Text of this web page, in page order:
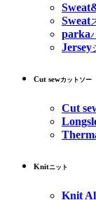
Sweat
parka
Jersey
Cut sewカットソー
Cut
Knitニット
Knit